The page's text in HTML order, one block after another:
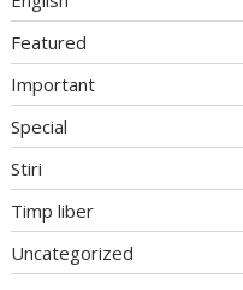
Featured
Important
Special
Stiri
Timp liber
Uncategorized